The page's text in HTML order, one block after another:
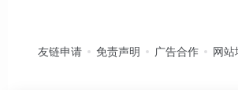
友链申请 免责声明 广告合作 网站